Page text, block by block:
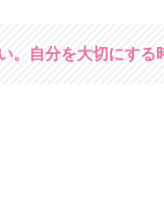
。自分を大切にする